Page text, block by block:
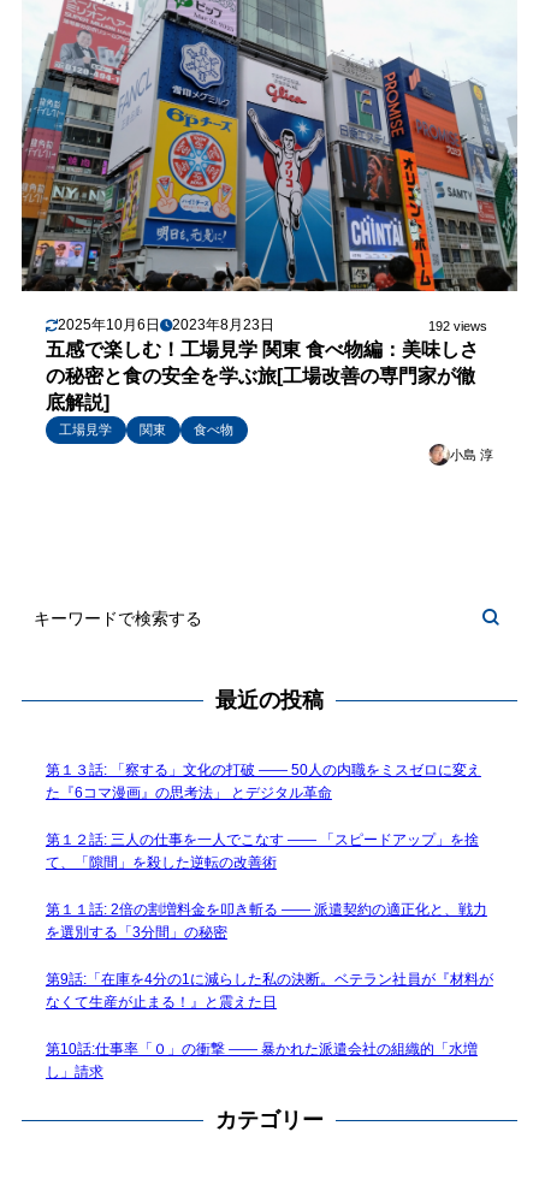
2025年10月6日 2023年8月23日 192 views
五感で楽しむ！工場見学 関東 食べ物編：美味しさ
の秘密と食の安全を学ぶ旅[工場改善の専門家が徹
底解説]
工場見学 関東
食べ物
小島 淳
最近の投稿
第１３話: 「察する」文化の打破 —— 50人の内職をミスゼロに変え
た『6コマ漫画』の思考法」 とデジタル革命
第１２話: 三人の仕事を一人でこなす —— 「スピードアップ」を捨
て、「隙間」を殺した逆転の改善術
第１１話: 2倍の割増料金を叩き斬る —— 派遣契約の適正化と、戦力
を選別する「3分間」の秘密
第9話:「在庫を4分の1に減らした私の決断。ベテラン社員が『材料が
なくて生産が止まる！』と震えた日
第10話:仕事率「０」の衝撃 —— 暴かれた派遣会社の組織的「水増
し」請求
カテゴリー